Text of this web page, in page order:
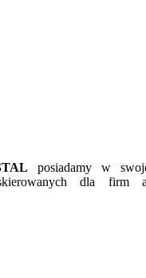
posiadamy w
dla firm